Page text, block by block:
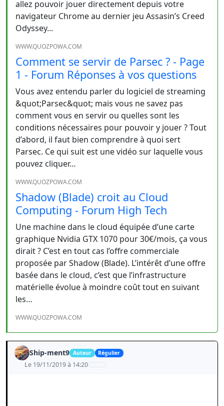
allez pouvoir jouer directement depuis votre
navigateur Chrome au dernier jeu Assasin’s Creed
Odyssey...
WWW.QUOZPOWA.COM
Comment se servir de Parsec ? - Page
1 - Forum Réponses à vos questions
Vous avez entendu parler du logiciel de streaming
&quot;Parsec&quot; mais vous ne savez pas
comment vous en servir ou quelles sont les
conditions nécessaires pour pouvoir y jouer ? Tout
d’abord, il faut bien comprendre à quoi sert
Parsec. Ce qui suit est une vidéo sur laquelle vous
pouvez cliquer…
WWW.QUOZPOWA.COM
Shadow (Blade) croit au Cloud
Computing - Forum High Tech
Une machine dans le cloud équipée d’une carte
graphique Nvidia GTX 1070 pour 30€/mois, ça vous
dirait ? C’est en tout cas l’offre commerciale
proposée par Shadow (Blade). L’intérêt d’une offre
basée dans le cloud, c’est que l’infrastructure
matérielle évolue à moindre coût tout en suivant
les…
WWW.QUOZPOWA.COM
Ship-ment9 Auteur Régulier
Le 19/11/2019 à 14:20